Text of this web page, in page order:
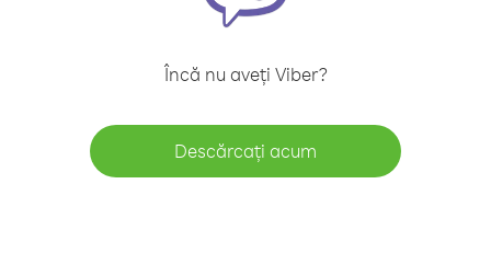
Încă nu aveți Viber?
Descărcați acum